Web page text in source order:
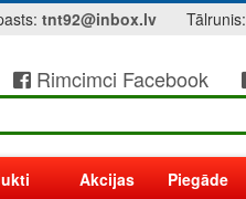
tnt92@inbox.lv Tālrunis:
Rimcimci Facebook
Akcijas Piegāde